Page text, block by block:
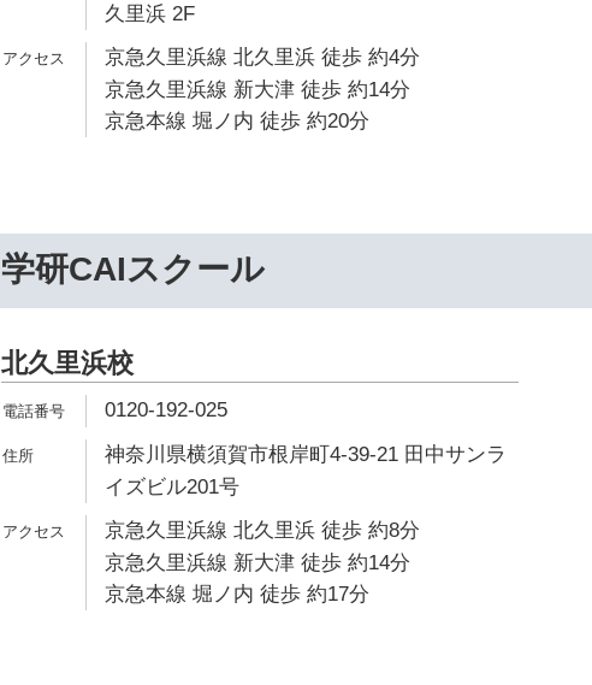
久里浜 2F
京急久里浜線 北久里浜 徒歩 約4分
京急久里浜線 新大津 徒歩 約14分
京急本線 堀ノ内 徒歩 約20分
学研CAIスクール
北久里浜校
0120-192-025
神奈川県横須賀市根岸町4-39-21 田中サンラ
イズビル201号
京急久里浜線 北久里浜 徒歩 約8分
京急久里浜線 新大津 徒歩 約14分
京急本線 堀ノ内 徒歩 約17分